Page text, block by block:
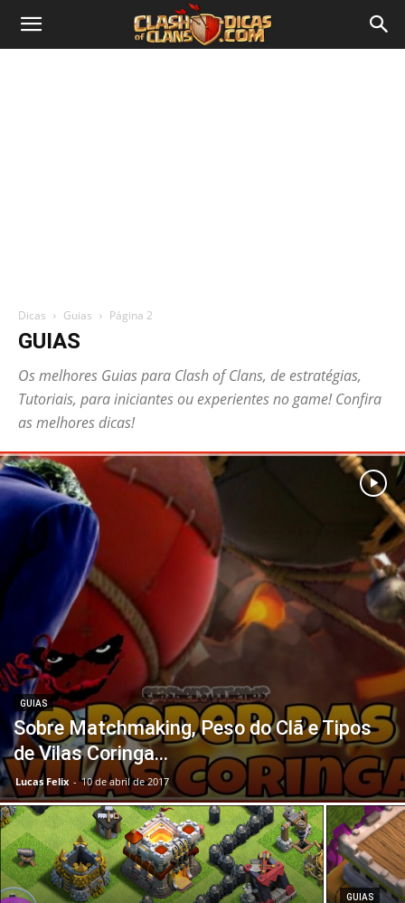
Dicas Guias Página 2
GUIAS
Os melhores Guias para Clash of Clans, de estratégias,
Tutoriais, para iniciantes ou experientes no game! Confira
as melhores dicas!
GUIAS
Sobre Matchmaking, Peso do Clã e Tipos
de Vilas Coringa…
Lucas Felix - 10 de abril de 2017
GUIAS